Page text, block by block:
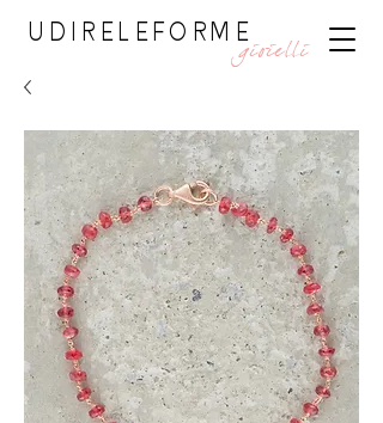
UDIRELEFORME
gioielli